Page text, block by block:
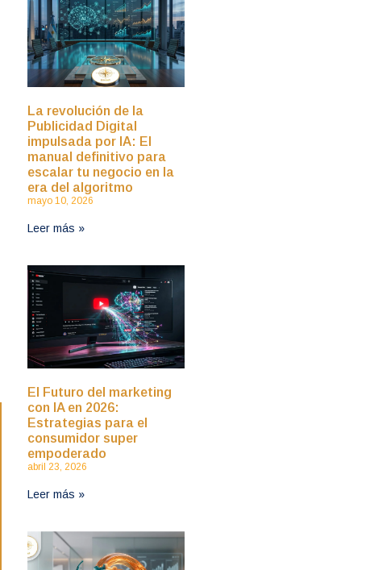
La revolución de la
Publicidad Digital
impulsada por IA: El
manual definitivo para
escalar tu negocio en la
era del algoritmo
mayo 10, 2026
Leer más »
El Futuro del marketing
con IA en 2026:
Estrategias para el
consumidor super
empoderado
abril 23, 2026
Leer más »